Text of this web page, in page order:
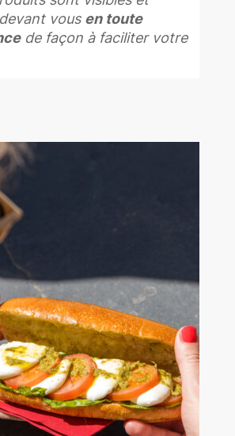
vous en toute
de façon à faciliter votre